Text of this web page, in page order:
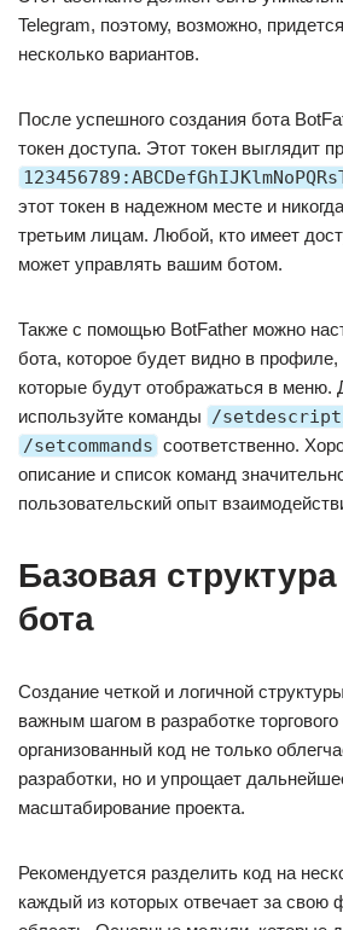
Telegram, поэтому, возможно,
несколько вариантов.
После успешного создания бота
токен доступа. Этот токен выглядит
этот токен в надежном месте и
третьим лицам. Любой, кто имеет
может управлять вашим ботом.
Также с помощью BotFather можно
бота, которое будет видно в
которые будут отображаться в меню.
используйте команды /
/setcommands соответственно.
описание и список команд
пользовательский опыт
Базовая
бота
Создание четкой и логичной
важным шагом в разработке
организованный код не только
разработки, но и упрощает
масштабирование проекта.
Рекомендуется разделить код на
каждый из которых отвечает за свою